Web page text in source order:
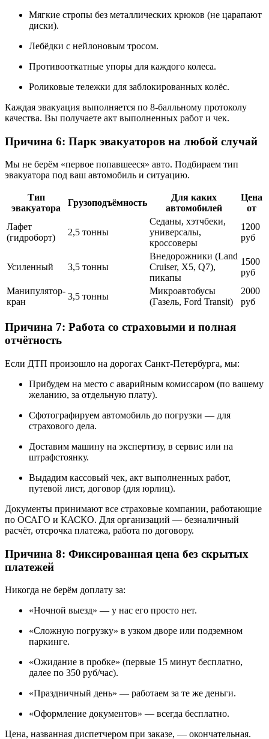
Мягкие стропы без металлических крюков (не царапают
диски).
Лебёдки с нейлоновым тросом.
Противооткатные упоры для каждого колеса.
Роликовые тележки для заблокированных колёс.
Каждая эвакуация выполняется по 8-балльному протоколу
качества. Вы получаете акт выполненных работ и чек.
Причина 6: Парк эвакуаторов на любой случай
Мы не берём «первое попавшееся» авто. Подбираем тип
эвакуатора под ваш автомобиль и ситуацию.
Тип
эвакуатора
Грузоподъёмность
Для каких
автомобилей
Цена
от
Лафет
(гидроборт)
2,5 тонны
Седаны, хэтчбеки,
универсалы,
кроссоверы
1200
руб
Усиленный 3,5 тонны
Внедорожники (Land
Cruiser, X5, Q7),
пикапы
1500
руб
Манипулятор-
кран
3,5 тонны
Микроавтобусы
(Газель, Ford Transit)
2000
руб
Причина 7: Работа со страховыми и полная
отчётность
Если ДТП произошло на дорогах Санкт-Петербурга, мы:
Прибудем на место с аварийным комиссаром (по вашему
желанию, за отдельную плату).
Сфотографируем автомобиль до погрузки — для
страхового дела.
Доставим машину на экспертизу, в сервис или на
штрафстоянку.
Выдадим кассовый чек, акт выполненных работ,
путевой лист, договор (для юрлиц).
Документы принимают все страховые компании, работающие
по ОСАГО и КАСКО. Для организаций — безналичный
расчёт, отсрочка платежа, работа по договору.
Причина 8: Фиксированная цена без скрытых
платежей
Никогда не берём доплату за:
«Ночной выезд» — у нас его просто нет.
«Сложную погрузку» в узком дворе или подземном
паркинге.
«Ожидание в пробке» (первые 15 минут бесплатно,
далее по 350 руб/час).
«Праздничный день» — работаем за те же деньги.
«Оформление документов» — всегда бесплатно.
Цена, названная диспетчером при заказе, — окончательная.